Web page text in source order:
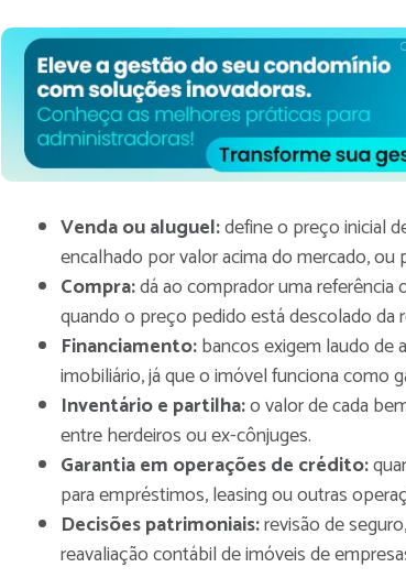
Venda ou aluguel:define o preço inicial
encalhado por valor acima do mercado, ou
Compra:dá ao comprador uma referência
quando o preço pedido está descolado da
Financiamento:bancos exigem laudo de
imobiliário, já que o imóvel funciona como
Inventário e partilha:o valor de cada
entre herdeiros ou ex-cônjuges.
Garantia em operações de crédito:
para empréstimos, leasing ou outras
Decisões patrimoniais:revisão de
reavaliação contábil de imóveis de